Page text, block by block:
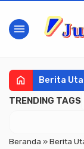
menu
home Berita
TRENDING TAGS
Beranda »Berita